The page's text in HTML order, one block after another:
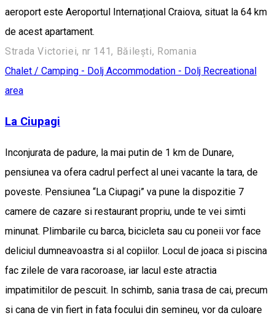
aeroport este Aeroportul Internațional Craiova, situat la 64 km
de acest apartament.
Strada Victoriei, nr 141, Băilești, Romania
Chalet / Camping - Dolj Accommodation - Dolj Recreational
area
La Ciupagi
Inconjurata de padure, la mai putin de 1 km de Dunare,
pensiunea va ofera cadrul perfect al unei vacante la tara, de
poveste. Pensiunea “La Ciupagi” va pune la dispozitie 7
camere de cazare si restaurant propriu, unde te vei simti
minunat. Plimbarile cu barca, bicicleta sau cu poneii vor face
deliciul dumneavoastra si al copiilor. Locul de joaca si piscina
fac zilele de vara racoroase, iar lacul este atractia
impatimitilor de pescuit. In schimb, sania trasa de cai, precum
si cana de vin fiert in fata focului din semineu, vor da culoare